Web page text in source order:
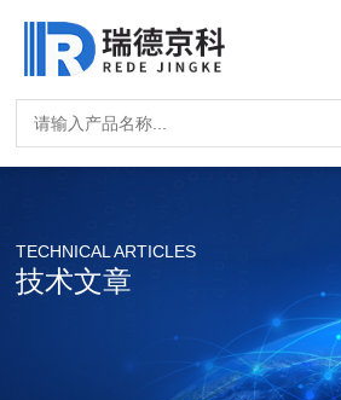
TECHNICAL ARTICLES
技术文章